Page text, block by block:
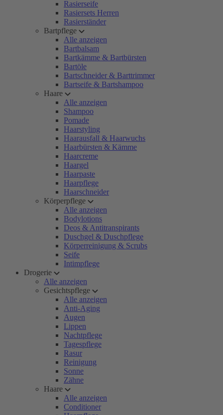
Rasierseife
Rasiersets Herren
Rasierständer
Bartpflege
Alle anzeigen
Bartbalsam
Bartkämme & Bartbürsten
Bartöle
Bartschneider & Barttrimmer
Bartseife & Bartshampoo
Haare
Alle anzeigen
Shampoo
Pomade
Haarstyling
Haarausfall & Haarwuchs
Haarbürsten & Kämme
Haarcreme
Haargel
Haarpaste
Haarpflege
Haarschneider
Körperpflege
Alle anzeigen
Bodylotions
Deos & Antitranspirants
Duschgel & Duschpflege
Körperreinigung & Scrubs
Seife
Intimpflege
Drogerie
Alle anzeigen
Gesichtspflege
Alle anzeigen
Anti-Aging
Augen
Lippen
Nachtpflege
Tagespflege
Rasur
Reinigung
Sonne
Zähne
Haare
Alle anzeigen
Conditioner